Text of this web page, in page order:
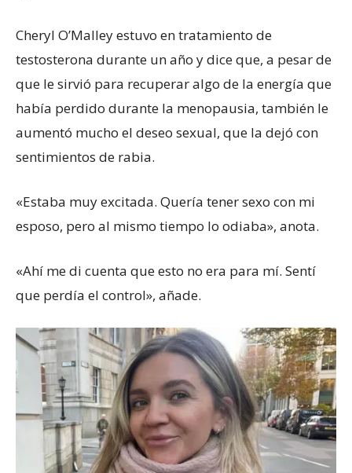
Cheryl O’Malley estuvo en tratamiento de
testosterona durante un año y dice que, a pesar de
que le sirvió para recuperar algo de la energía que
había perdido durante la menopausia, también le
aumentó mucho el deseo sexual, que la dejó con
sentimientos de rabia.
«Estaba muy excitada. Quería tener sexo con mi
esposo, pero al mismo tiempo lo odiaba», anota.
«Ahí me di cuenta que esto no era para mí. Sentí
que perdía el control», añade.